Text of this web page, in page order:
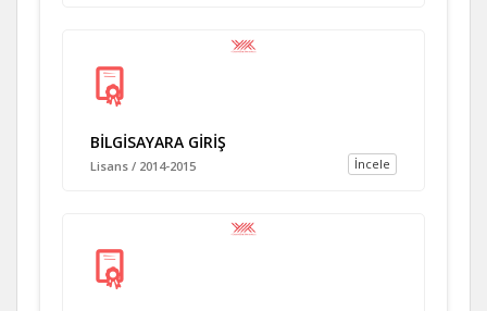
BİLGİSAYARA GİRİŞ
İncele
Lisans / 2014-2015